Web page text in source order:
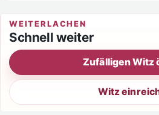
WEITERLACHEN
Schnell weiter
Zufälligen Witz
Witz